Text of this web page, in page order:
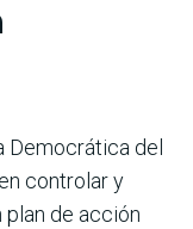
Democrática del
controlar y
plan de acción